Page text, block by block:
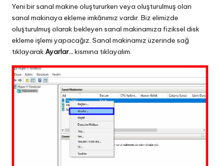
Yeni bir sanal makine oluştururken veya oluşturulmuş olan
sanal makinaya ekleme imkânımız vardır. Biz elimizde
oluşturulmuş olarak bekleyen sanal makinamıza fiziksel disk
ekleme işlemi yapacağız. Sanal makinamız üzerinde sağ
tıklayarak Ayarlar…kısmına tıklayalım.